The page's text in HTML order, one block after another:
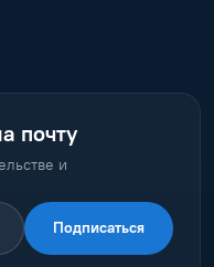
почту
и
Подписаться